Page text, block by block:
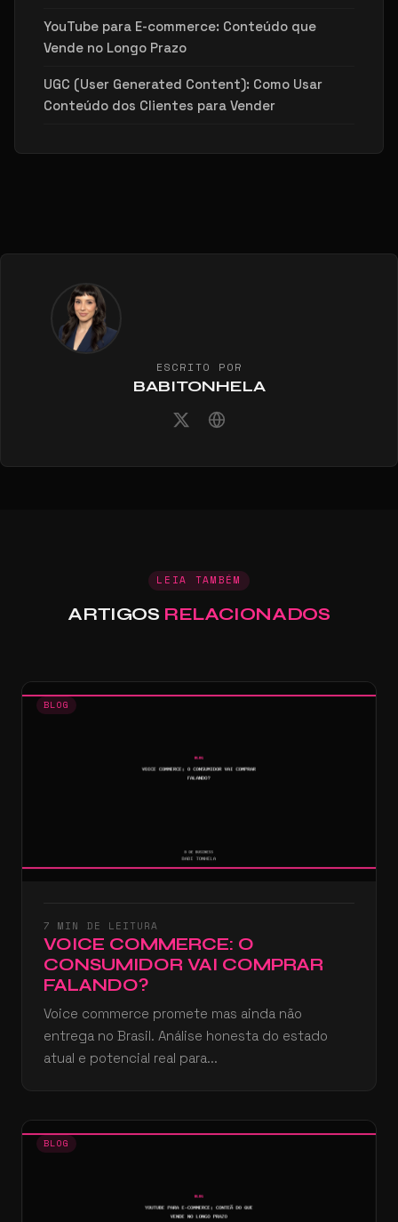
YouTube para E-commerce: Conteúdo que
Vende no Longo Prazo
UGC (User Generated Content): Como Usar
Conteúdo dos Clientes para Vender
ESCRITO POR
BABITONHELA
LEIA TAMBÉM
ARTIGOS RELACIONADOS
BLOG
7 MIN DE LEITURA
VOICE COMMERCE: O
CONSUMIDOR VAI COMPRAR
FALANDO?
Voice commerce promete mas ainda não
entrega no Brasil. Análise honesta do estado
atual e potencial real para...
BLOG